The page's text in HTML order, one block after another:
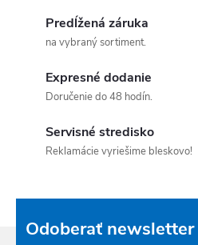
Predĺžená záruka
na vybraný sortiment.
Expresné dodanie
Doručenie do 48 hodín.
Servisné stredisko
Reklamácie vyriešime bleskovo!
Odoberať newsletter